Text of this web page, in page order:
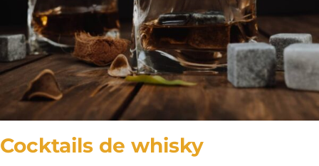
Cocktails de whisky